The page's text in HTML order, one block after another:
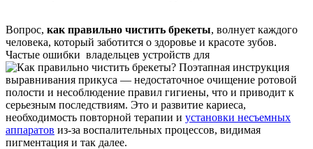
Вопрос, как правильно чистить брекеты, волнует каждого
человека, который заботится о здоровье и красоте зубов.
Частые ошибки владельцев устройств для
выравнивания прикуса — недостаточное очищение ротовой
полости и несоблюдение правил гигиены, что и приводит к
серьезным последствиям. Это и развитие кариеса,
необходимость повторной терапии и установки несъемных
аппаратов из-за воспалительных процессов, видимая
пигментация и так далее.